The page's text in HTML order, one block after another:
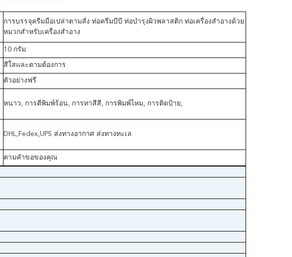
การบรรจุครีมมือเปล่าตามสั่ง ท่อครีมบีบี ท่อบํารุงผิวพลาสติก ท่อเครื่องสําอางด้วย
หมวกสําหรับเครื่องสําอาง
10 กรัม
สีใสและตามต้องการ
ตัวอย่างฟรี
หนาว, การตีพิมพ์ร้อน, การทาสีสี, การพิมพ์ไหม, การติดป้าย,
DHL,Fedex,UPS ส่งทางอากาศ ส่งทางทะเล
ตามคําขอของคุณ